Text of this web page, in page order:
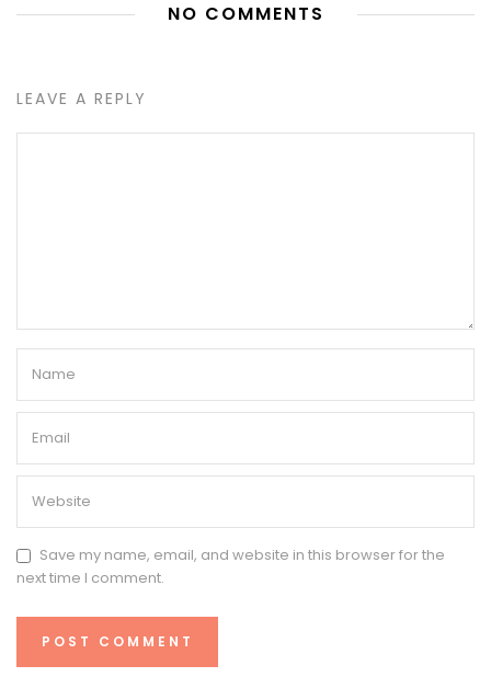
NO COMMENTS
LEAVE A REPLY
Save my name, email, and website in this browser for the
next time I comment.